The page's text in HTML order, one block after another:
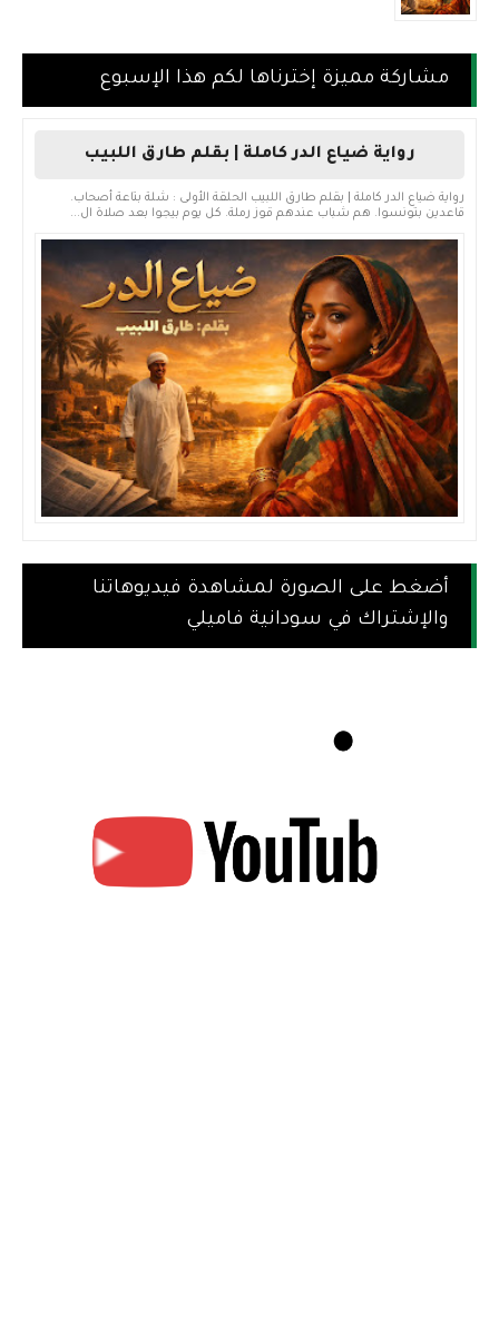
مشاركة مميزة إخترناها لكم هذا الإسبوع
رواية ضياع الدر كاملة | بقلم طارق اللبيب
رواية ضياع الدر كاملة | بقلم طارق اللبيب الحلقة الأولى : شلة بتاعة أصحاب.
قاعدين بتونسوا. هم شباب عندهم قوز رملة. كل يوم بيجوا بعد صلاة ال...
أضغط على الصورة لمشاهدة فيديوهاتنا
والإشتراك في سودانية فاميلي